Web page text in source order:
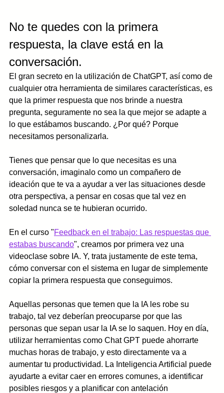
No te quedes con la primera
respuesta, la clave está en la
conversación.
El gran secreto en la utilización de ChatGPT, así como de
cualquier otra herramienta de similares características, es
que la primer respuesta que nos brinde a nuestra
pregunta, seguramente no sea la que mejor se adapte a
lo que estábamos buscando. ¿Por qué? Porque
necesitamos personalizarla.
Tienes que pensar que lo que necesitas es una
conversación, imaginalo como un compañero de
ideación que te va a ayudar a ver las situaciones desde
otra perspectiva, a pensar en cosas que tal vez en
soledad nunca se te hubieran ocurrido.
En el curso "Feedback en el trabajo: Las respuestas que
estabas buscando", creamos por primera vez una
videoclase sobre IA. Y, trata justamente de este tema,
cómo conversar con el sistema en lugar de simplemente
copiar la primera respuesta que conseguimos.
Aquellas personas que temen que la IA les robe su
trabajo, tal vez deberían preocuparse por que las
personas que sepan usar la IA se lo saquen. Hoy en día,
utilizar herramientas como Chat GPT puede ahorrarte
muchas horas de trabajo, y esto directamente va a
aumentar tu productividad. La Inteligencia Artificial puede
ayudarte a evitar caer en errores comunes, a identificar
posibles riesgos y a planificar con antelación